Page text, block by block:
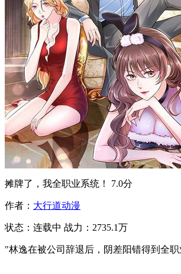
摊牌了，我全职业系统！ 7.0分
作者： 大行道动漫
状态： 连载中 战力：2735.1万
"林逸在被公司辞退后，阴差阳错得到全